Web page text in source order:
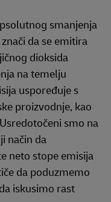
smanjenja
da se emitira
dioksida
na temelju
uspoređuje s
proizvodnje, kao
smo na
način da
neto stope emisija
da poduzmemo
iskusimo rast